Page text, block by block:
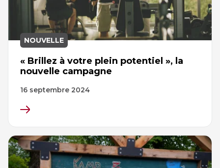
NOUVELLE
« Brillez à votre plein potentiel », la
nouvelle campagne
16 septembre 2024